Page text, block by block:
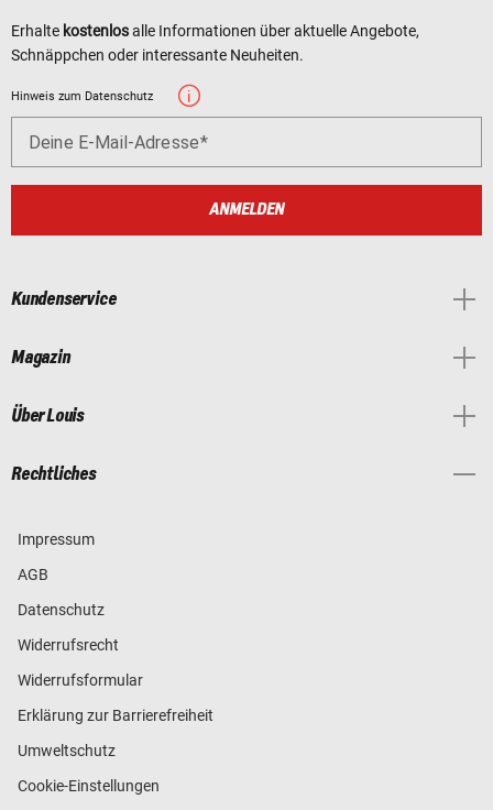
Erhalte kostenlosalle Informationen über aktuelle Angebote,
Schnäppchen oder interessante Neuheiten.
Hinweis zum Datenschutz
Deine E-Mail-Adresse
ANMELDEN
Kundenservice
Magazin
Über Louis
Rechtliches
Impressum
AGB
Datenschutz
Widerrufsrecht
Widerrufsformular
Erklärung zur Barrierefreiheit
Umweltschutz
Cookie-Einstellungen